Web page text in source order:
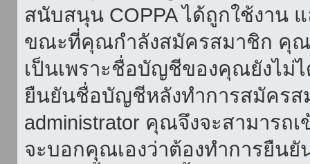
สนับสนุน COPPA ได้ถูกใช้งาน
ขณะที่คุณกำลังสมัครสมาชิก คุ
เป็นเพราะชื่อบัญชีของคุณยังไม่
ยืนยันชื่อบัญชีหลังทำการสมัครส
administrator คุณจึงจะสามาร
จะบอกคุณเองว่าต้องทำการยืน